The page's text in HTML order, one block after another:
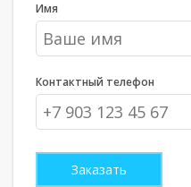
Имя
Контактный телефон